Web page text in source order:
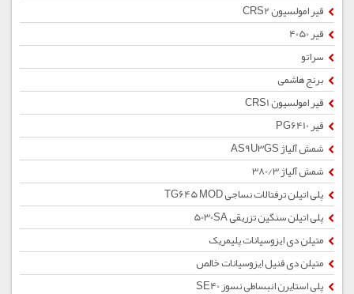
قیر امولسیون CRS2
قیر 4050
سراتو
برنج هاشمی
قیر امولسیون CRS1
قیر PG6410
شمش آلیاژ AS9U3GS
شمش آلیاژ 380/3
پلی اتیلن ترفتالات نساجی TG645 MOD
پلی اتیلن سنگین تزریقی 5030SA
متیلن دی ایزوسیانات پلیمریک
متیلن دی فنیل ایزوسیانات خالص
پلی استایرن انبساطی نسوز SE40